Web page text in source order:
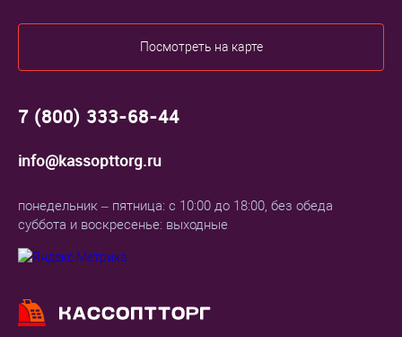
Посмотреть на карте
7 (800) 333-68-44
info@kassopttorg.ru
понедельник – пятница: с 10:00 до 18:00, без обеда
суббота и воскресенье: выходные